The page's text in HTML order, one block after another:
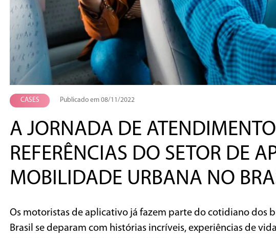
CASES Publicado em 08/11/2022
A JORNADA DE
REFERÊNCIAS DO SETOR DE
MOBILIDADE URBANA NO
Os motoristas de aplicativo já fazem parte do cotidiano dos
Brasil se deparam com histórias incríveis, experiências de